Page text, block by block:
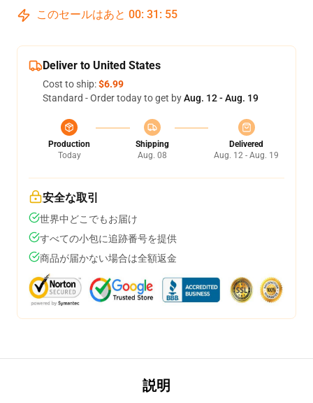
このセールはあと 00: 31 : 54
Deliver to United States
Cost to ship:$6.99
Standard - Order today to get byAug. 12 - Aug. 19
Production
Today
Shipping
Aug. 08
Delivered
Aug. 12 - Aug. 19
安全な取引
世界中どこでもお届け
すべての小包に追跡番号を提供
商品が届かない場合は全額返金
説明